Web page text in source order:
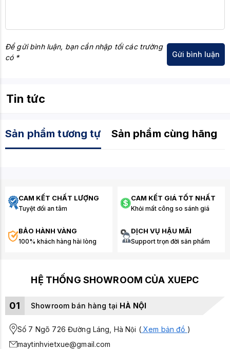
Để gửi bình luận, bạn cần nhập tối các trường
có *
Tin tức
Sản phẩm tương tự Sản phẩm cùng hãng
CAM KẾT CHẤT LƯỢNG
Tuyệt đối an tâm
CAM KẾT GIÁ TỐT NHẤT
Khỏi mất công so sánh giá
BẢO HÀNH VÀNG
100% khách hàng hài lòng
DỊCH VỤ HẬU MÃI
Support trọn đời sản phẩm
HỆ THỐNG SHOWROOM CỦA XUEPC
01 Showroom bán hàng tại HÀ NỘI
Số 7 Ngõ 726 Đường Láng, Hà Nội (Xem bản đồ )
maytinhvietxue@gmail.com